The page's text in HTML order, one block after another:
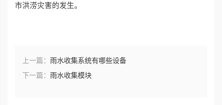
市洪涝灾害的发生。
上一篇： 雨水收集系统有哪些设备
下一篇： 雨水收集模块